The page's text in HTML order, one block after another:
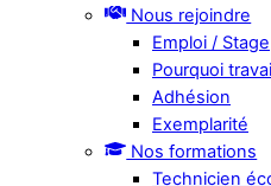
Nous rejoindre
Emploi / Stage
Pourquoi
Adhésion
Exemplarité
Nos formations
Technicien